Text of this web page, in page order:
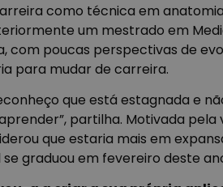
como técnica em
um mestrado em
com poucas perspectivas de
para mudar de carreira.
que está estagnada e
partilha. Motivada
que estaria mais em
se graduou em fevereiro deste